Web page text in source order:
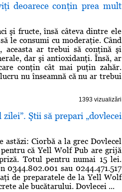
deoarece conţin prea mult
şi fructe, însă câteva dintre ele
le consumi cu moderaţie. Când
aceasta ar trebui să conţină şi
dar şi antioxidanţi. Însă, ar
conţin cât mai puţin zahăr.
nu înseamnă că nu ar trebui
1393 vizualizări
Ştii să prepari „dovlecei
Ciorbă a la grec Dovlecel
că Yell Wolf Pub are grijă
Totul pentru numai 15 lei.
sau 0244.471.517
de preparatele de la Yell Wolf
ale bucătarului. Dovlecei ...